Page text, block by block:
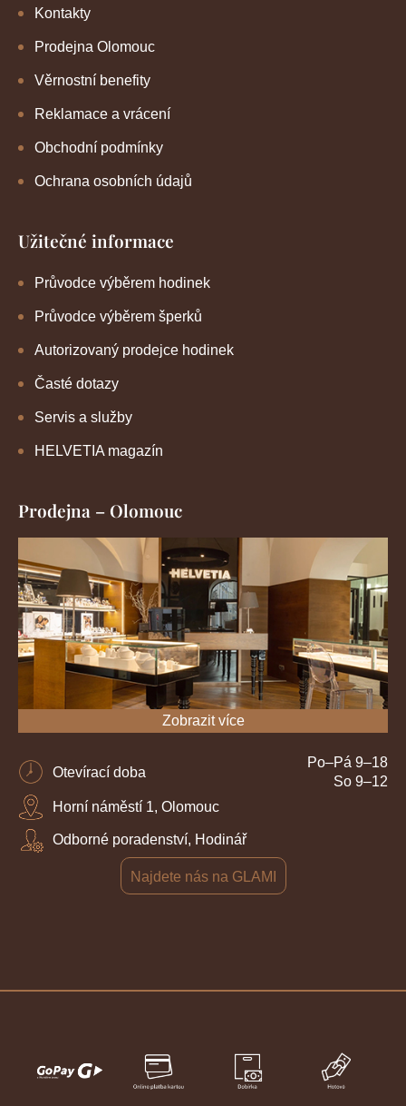
Kontakty
Prodejna Olomouc
Věrnostní benefity
Reklamace a vrácení
Obchodní podmínky
Ochrana osobních údajů
Užitečné informace
Průvodce výběrem hodinek
Průvodce výběrem šperků
Autorizovaný prodejce hodinek
Časté dotazy
Servis a služby
HELVETIA magazín
Prodejna – Olomouc
Zobrazit více
Otevírací doba
Po–Pá 9–18
So 9–12
Horní náměstí 1, Olomouc
Odborné poradenství, Hodinář
Najdete nás na GLAMI